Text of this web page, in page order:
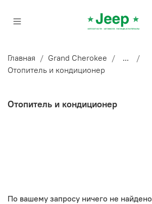
Главная Grand Cherokee
...
Отопитель и кондиционер
Отопитель и кондиционер
По вашему запросу ничего не найдено